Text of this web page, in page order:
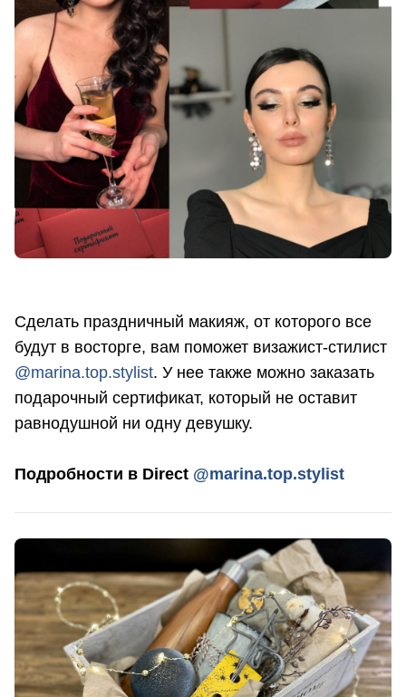
Сделать праздничный макияж, от которого все
будут в восторге, вам поможет визажист-стилист
@marina.top.stylist. У нее также можно заказать
подарочный сертификат, который не оставит
равнодушной ни одну девушку.
Подробности в Direct @marina.top.stylist